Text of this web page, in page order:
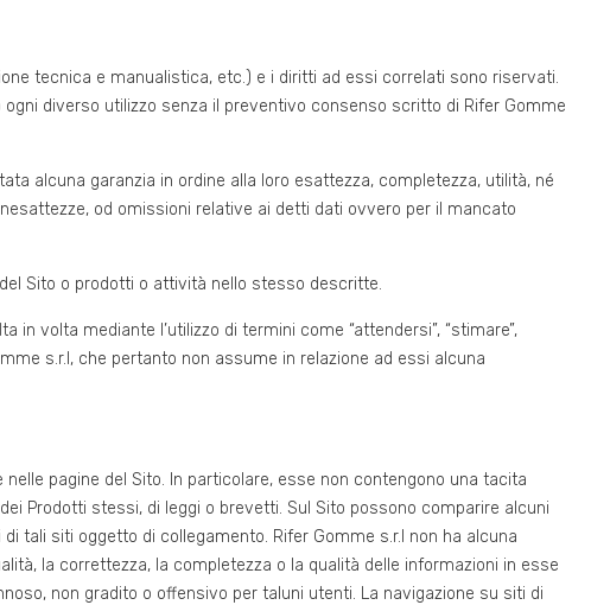
tecnica e manualistica, etc.) e i diritti ad essi correlati sono riservati.
diverso utilizzo senza il preventivo consenso scritto di Rifer Gomme
alcuna garanzia in ordine alla loro esattezza, completezza, utilità, né
od omissioni relative ai detti dati ovvero per il mancato
Sito o prodotti o attività nello stesso descritte.
volta mediante l’utilizzo di termini come “attendersi”, “stimare”,
s.r.l, che pertanto non assume in relazione ad essi alcuna
pagine del Sito. In particolare, esse non contengono una tacita
Prodotti stessi, di leggi o brevetti. Sul Sito possono comparire alcuni
tali siti oggetto di collegamento. Rifer Gomme s.r.l non ha alcuna
la correttezza, la completezza o la qualità delle informazioni in esse
non gradito o offensivo per taluni utenti. La navigazione su siti di